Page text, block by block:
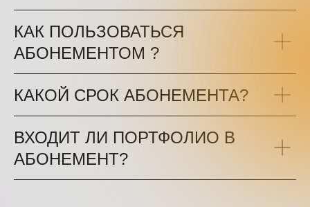
КАК ПОЛЬЗОВАТЬСЯ
АБОНЕМЕНТОМ ?
КАКОЙ СРОК АБОНЕМЕНТА?
ВХОДИТ ЛИ ПОРТФОЛИО В
АБОНЕМЕНТ?